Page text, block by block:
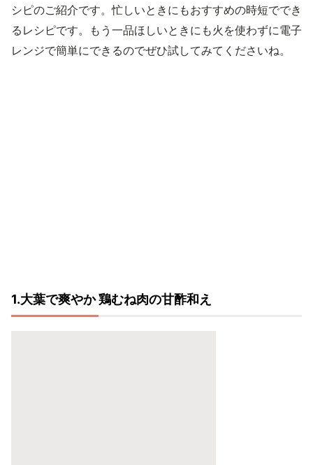
シピのご紹介です。忙しいときにもおすすめの時短ででき
るレシピです。もう一品ほしいときにも火を使わずに電子
レンジで簡単にできるのでぜひ試してみてくださいね。
1.大葉で爽やか 鶏むね肉の甘酢和え